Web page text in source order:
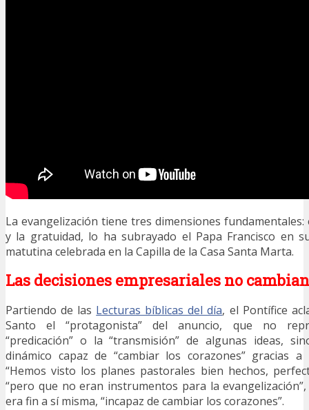
La evangelización tiene tres dimensiones
y la gratuidad, lo ha subrayado el Papa Francisco en
matutina celebrada en la Capilla de la Casa Santa Marta.
Las decisiones empresariales no
Partiendo de las Lecturas bíblicas del día, el Pontífice
Santo el “protagonista” del anuncio, que no
“predicación” o la “transmisión” de algunas ideas,
dinámico capaz de “cambiar los corazones” gracias
“Hemos visto los planes pastorales bien hechos,
“pero que no eran instrumentos para la
era fin a sí misma, “incapaz de cambiar los corazones”.